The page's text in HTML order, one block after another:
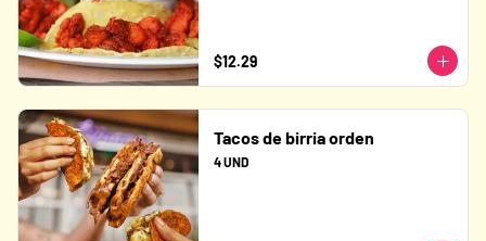
$12.29
Tacos de birria orden
4 UND